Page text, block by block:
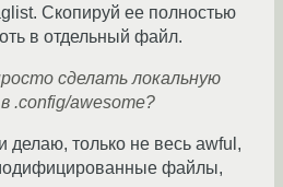
Скопируй ее полностью
в отдельный файл.
сделать локальную
.config/awesome?
делаю, только не весь awful,
файлы,